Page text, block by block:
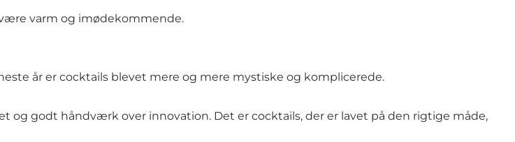
varm og imødekommende.
år er cocktails blevet mere og mere mystiske og komplicerede.
og godt håndværk over innovation. Det er cocktails, der er lavet på den rigtige måde,